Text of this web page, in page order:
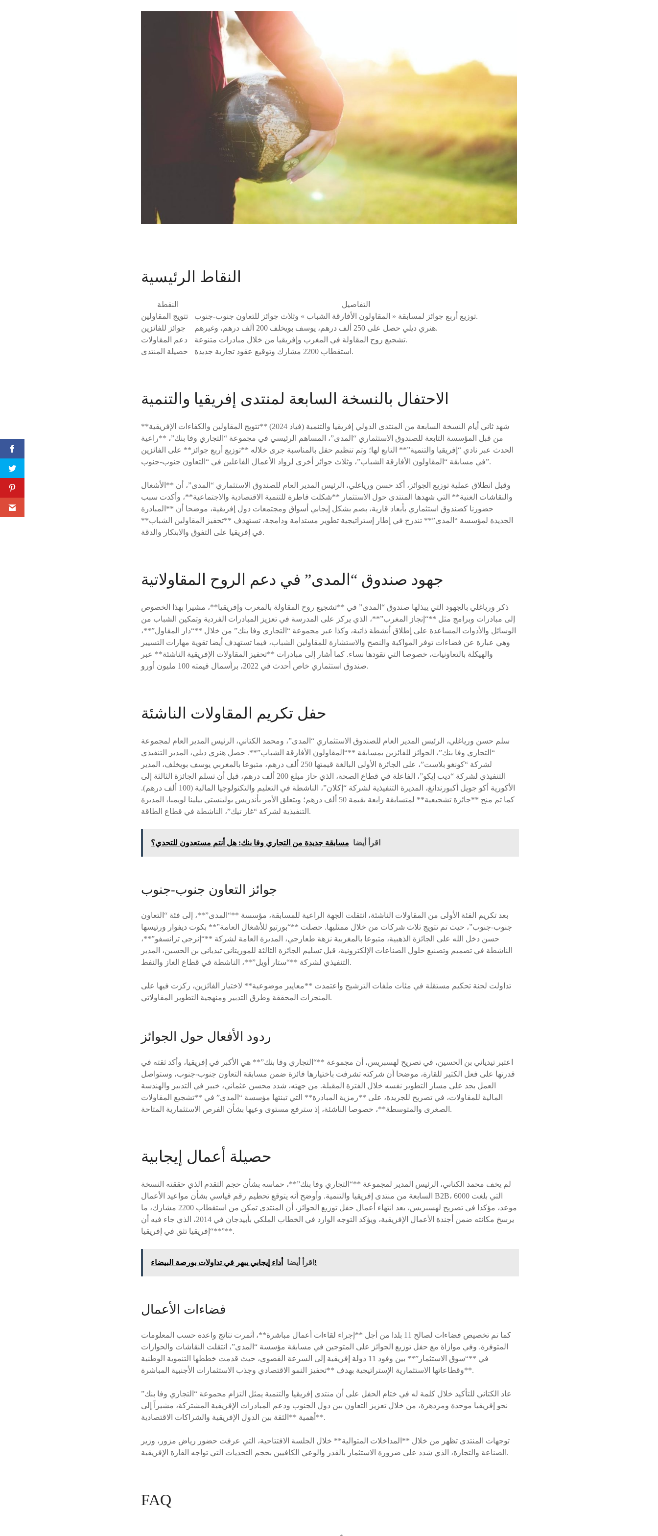
النقاط الرئيسية
النقطة
التفاصيل
تتويج المقاولين
توزيع أربع جوائز لمسابقة « المقاولون الأفارقة الشباب » وثلاث جوائز للتعاون جنوب-جنوب.
جوائز للفائزين
هنري ديلي حصل على 250 ألف درهم، يوسف بويخلف 200 ألف درهم، وغيرهم.
دعم المقاولات
تشجيع روح المقاولة في المغرب وإفريقيا من خلال مبادرات متنوعة.
حصيلة المنتدى
استقطاب 2200 مشارك وتوقيع عقود تجارية جديدة.
الاحتفال بالنسخة السابعة لمنتدى إفريقيا والتنمية
شهد ثاني أيام النسخة السابعة من المنتدى الدولي إفريقيا والتنمية (فياد 2024) **تتويج المقاولين والكفاءات الإفريقية**
من قبل المؤسسة التابعة للصندوق الاستثماري “المدى”، المساهم الرئيسي في مجموعة “التجاري وفا بنك”، **راعية
الحدث عبر نادي “إفريقيا والتنمية”** التابع لها؛ وتم تنظيم حفل بالمناسبة جرى خلاله **توزيع أربع جوائز** على الفائزين
في مسابقة “المقاولون الأفارقة الشباب”، وثلاث جوائز أخرى لرواد الأعمال الفاعلين في “التعاون جنوب-جنوب”.
وقبل انطلاق عملية توزيع الجوائز، أكد حسن ورياغلي، الرئيس المدير العام للصندوق الاستثماري “المدى”، أن **الأشغال
والنقاشات الغنية** التي شهدها المنتدى حول الاستثمار **شكلت قاطرة للتنمية الاقتصادية والاجتماعية**، وأكدت سبب
حضورنا كصندوق استثماري بأبعاد قارية، بصم بشكل إيجابي أسواق ومجتمعات دول إفريقية، موضحا أن **المبادرة
الجديدة لمؤسسة “المدى”** تندرج في إطار إستراتيجية تطوير مستدامة ودامجة، تستهدف **تحفيز المقاولين الشباب**
في إفريقيا على التفوق والابتكار والدقة.
جهود صندوق “المدى” في دعم الروح المقاولاتية
ذكر ورياغلي بالجهود التي يبذلها صندوق “المدى” في **تشجيع روح المقاولة بالمغرب وإفريقيا**، مشيرا بهذا الخصوص
إلى مبادرات وبرامج مثل **“إنجاز المغرب”**، الذي يركز على المدرسة في تعزيز المبادرات الفردية وتمكين الشباب من
الوسائل والأدوات المساعدة على إطلاق أنشطة ذاتية، وكذا عبر مجموعة “التجاري وفا بنك” من خلال **“دار المقاول”**،
وهي عبارة عن فضاءات توفر المواكبة والنصح والاستشارة للمقاولين الشباب، فيما تستهدف أيضا تقوية مهارات التسيير
والهيكلة بالتعاونيات، خصوصا التي تقودها نساء. كما أشار إلى مبادرات **تحفيز المقاولات الإفريقية الناشئة** عبر
صندوق استثماري خاص أحدث في 2022، برأسمال قيمته 100 مليون أورو.
حفل تكريم المقاولات الناشئة
سلم حسن ورياغلي، الرئيس المدير العام للصندوق الاستثماري “المدى”، ومحمد الكتاني، الرئيس المدير العام لمجموعة
“التجاري وفا بنك”، الجوائز للفائزين بمسابقة **“المقاولون الأفارقة الشباب”**. حصل هنري ديلي، المدير التنفيذي
لشركة “كونغو بلاست”، على الجائزة الأولى البالغة قيمتها 250 ألف درهم، متبوعا بالمغربي يوسف بويخلف، المدير
التنفيذي لشركة “ديب إيكو”، الفاعلة في قطاع الصحة، الذي حاز مبلغ 200 ألف درهم، قبل أن تسلم الجائزة الثالثة إلى
الأكورية أكو جويل أكبورندانغ، المديرة التنفيذية لشركة “إكلان”، الناشطة في التعليم والتكنولوجيا المالية (100 ألف درهم).
كما تم منح **جائزة تشجيعية** لمتسابقة رابعة بقيمة 50 ألف درهم؛ ويتعلق الأمر بأندريس بولينستي بيلينا لويمبا، المديرة
التنفيذية لشركة “غاز تيك”، الناشطة في قطاع الطاقة.
اقرأ أيضا مسابقة جديدة من التجاري وفا بنك: هل أنتم مستعدون للتحدي؟
جوائز التعاون جنوب-جنوب
بعد تكريم الفئة الأولى من المقاولات الناشئة، انتقلت الجهة الراعية للمسابقة، مؤسسة **“المدى”**، إلى فئة “التعاون
جنوب-جنوب”، حيث تم تتويج ثلاث شركات من خلال ممثليها. حصلت **“بورتيو للأشغال العامة”** بكوت ديفوار ورئيسها
حسن دخل الله على الجائزة الذهبية، متبوعا بالمغربية نزهة طعارجي، المديرة العامة لشركة **“إنرجي ترانسفو”**،
الناشطة في تصميم وتصنيع حلول الصناعات الإلكترونية، قبل تسليم الجائزة الثالثة للموريتاني تيدياني بن الحسين، المدير
التنفيذي لشركة **“ستار أويل”**، الناشطة في قطاع الغاز والنفط.
تداولت لجنة تحكيم مستقلة في مئات ملفات الترشيح واعتمدت **معايير موضوعية** لاختيار الفائزين، ركزت فيها على
المنجزات المحققة وطرق التدبير ومنهجية التطوير المقاولاتي.
ردود الأفعال حول الجوائز
اعتبر تيدياني بن الحسين، في تصريح لهسبريس، أن مجموعة **“التجاري وفا بنك”** هي الأكبر في إفريقيا، وأكد ثقته في
قدرتها على فعل الكثير للقارة، موضحا أن شركته تشرفت باختيارها فائزة ضمن مسابقة التعاون جنوب-جنوب، وستواصل
العمل بجد على مسار التطوير نفسه خلال الفترة المقبلة. من جهته، شدد محسن عثماني، خبير في التدبير والهندسة
المالية للمقاولات، في تصريح للجريدة، على **رمزية المبادرة** التي تبنتها مؤسسة “المدى” في **تشجيع المقاولات
الصغرى والمتوسطة**، خصوصا الناشئة، إذ سترفع مستوى وعيها بشأن الفرص الاستثمارية المتاحة.
حصيلة أعمال إيجابية
لم يخف محمد الكتاني، الرئيس المدير لمجموعة **“التجاري وفا بنك”**، حماسه بشأن حجم التقدم الذي حققته النسخة
السابعة من منتدى إفريقيا والتنمية. وأوضح أنه يتوقع تحطيم رقم قياسي بشأن مواعيد الأعمال B2B، التي بلغت 6000
موعد، مؤكدا في تصريح لهسبريس، بعد انتهاء أعمال حفل توزيع الجوائز، أن المنتدى تمكن من استقطاب 2200 مشارك، ما
يرسخ مكانته ضمن أجندة الأعمال الإفريقية، ويؤكد التوجه الوارد في الخطاب الملكي بأبيدجان في 2014، الذي جاء فيه أن
**“إفريقيا تثق في إفريقيا”**.
اقرأ أيضا أداء إيجابي يبهر في تداولات بورصة البيضاء!
فضاءات الأعمال
كما تم تخصيص فضاءات لصالح 11 بلدا من أجل **إجراء لقاءات أعمال مباشرة**، أثمرت نتائج واعدة حسب المعلومات
المتوفرة. وفي موازاة مع حفل توزيع الجوائز على المتوجين في مسابقة مؤسسة “المدى”، انتقلت النقاشات والحوارات
في **“سوق الاستثمار”** بين وفود 11 دولة إفريقية إلى السرعة القصوى، حيث قدمت خططها التنموية الوطنية
وقطاعاتها الاستثمارية الإستراتيجية بهدف **تحفيز النمو الاقتصادي وجذب الاستثمارات الأجنبية المباشرة**.
عاد الكتاني للتأكيد خلال كلمة له في ختام الحفل على أن منتدى إفريقيا والتنمية يمثل التزام مجموعة “التجاري وفا بنك”
نحو إفريقيا موحدة ومزدهرة، من خلال تعزيز التعاون بين دول الجنوب ودعم المبادرات الإفريقية المشتركة، مشيراً إلى
أهمية **الثقة بين الدول الإفريقية والشراكات الاقتصادية**.
توجهات المنتدى تظهر من خلال **المداخلات المتوالية** خلال الجلسة الافتتاحية، التي عرفت حضور رياض مزور، وزير
الصناعة والتجارة، الذي شدد على ضرورة الاستثمار بالقدر والوعي الكافيين بحجم التحديات التي تواجه القارة الإفريقية.
FAQ